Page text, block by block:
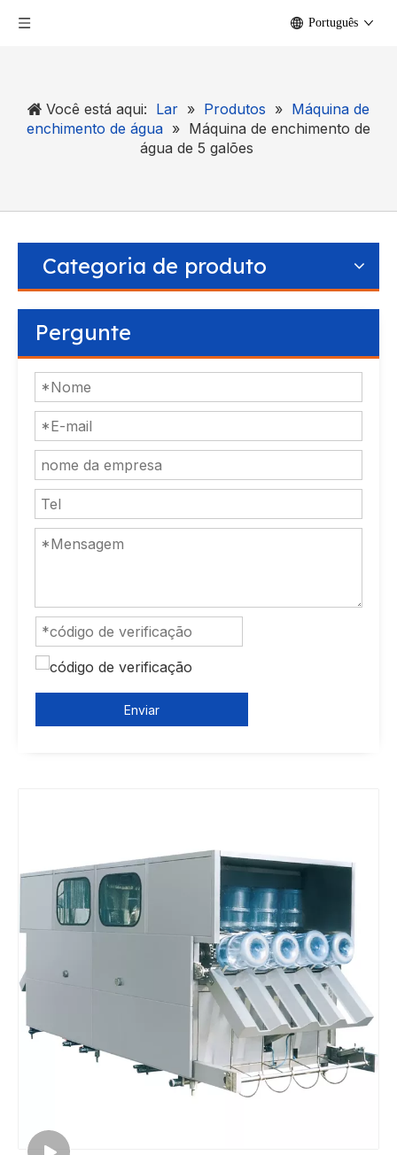
Português
Você está aqui: Lar » Produtos » Máquina de
enchimento de água » Máquina de enchimento de
água de 5 galões
Categoria de produto
Pergunte
Enviar